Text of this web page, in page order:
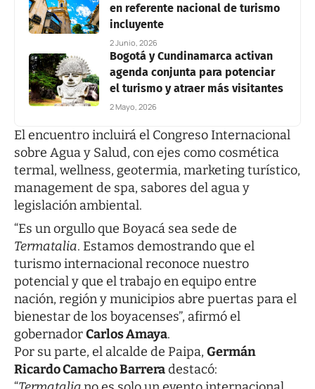
en referente nacional de turismo
incluyente
2 Junio, 2026
Bogotá y Cundinamarca activan
agenda conjunta para potenciar
el turismo y atraer más visitantes
2 Mayo, 2026
El encuentro incluirá el Congreso Internacional
sobre Agua y Salud, con ejes como cosmética
termal, wellness, geotermia, marketing turístico,
management de spa, sabores del agua y
legislación ambiental.
“Es un orgullo que Boyacá sea sede de
Termatalia. Estamos demostrando que el
turismo internacional reconoce nuestro
potencial y que el trabajo en equipo entre
nación, región y municipios abre puertas para el
bienestar de los boyacenses”, afirmó el
gobernadorCarlos Amaya.
Por su parte, el alcalde de Paipa, Germán
Ricardo Camacho Barreradestacó: